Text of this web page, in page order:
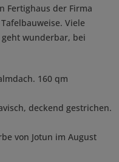
Fertighaus der Firma
Viele
wunderbar, bei
160 qm
deckend gestrichen.
von Jotun im August